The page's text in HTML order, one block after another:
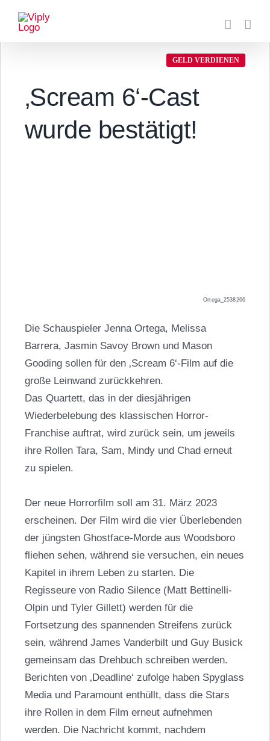
Inhalt
springen
GELD VERDIENEN
‚Scream 6‘-Cast
wurde bestätigt!
Ortega_2538266
Die Schauspieler Jenna Ortega, Melissa
Barrera, Jasmin Savoy Brown und Mason
Gooding sollen für den ‚Scream 6‘-Film auf die
große Leinwand zurückkehren.
Das Quartett, das in der diesjährigen
Wiederbelebung des klassischen Horror-
Franchise auftrat, wird zurück sein, um jeweils
ihre Rollen Tara, Sam, Mindy und Chad erneut
zu spielen.
Der neue Horrorfilm soll am 31. März 2023
erscheinen. Der Film wird die vier Überlebenden
der jüngsten Ghostface-Morde aus Woodsboro
fliehen sehen, während sie versuchen, ein neues
Kapitel in ihrem Leben zu starten. Die
Regisseure von Radio Silence (Matt Bettinelli-
Olpin und Tyler Gillett) werden für die
Fortsetzung des spannenden Streifens zurück
sein, während James Vanderbilt und Guy Busick
gemeinsam das Drehbuch schreiben werden.
Berichten von ‚Deadline‘ zufolge haben Spyglass
Media und Paramount enthüllt, dass die Stars
ihre Rollen in dem Film erneut aufnehmen
werden. Die Nachricht kommt, nachdem